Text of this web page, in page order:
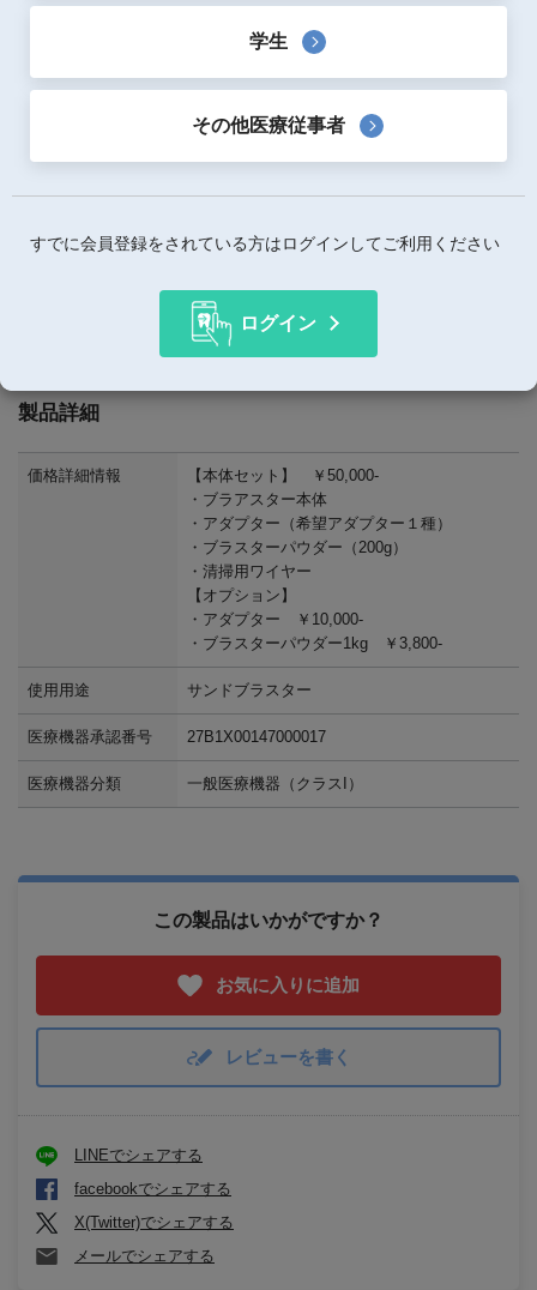
対応メーカー／OSADA・MORITA・NSK・YOSHIDA・
ク）の内面処理や補綴物のサンドブラスト処理がチェアサ
タービンチューブへの装着がワンタッチで行えます。
逆止弁内蔵の為、ブラスターパウダーがユニット側へ逆流
透明なガラス容器を採用。
ブラスターパウダーの残量の確認ができます。
製品詳細
価格詳細情報
【本体セット】 ￥50,000-
・ブラアスター本体
・アダプター（希望アダプター１種）
・ブラスターパウダー（200g）
・清掃用ワイヤー
【オプション】
・アダプター ￥10,000-
・ブラスターパウダー1kg ￥3,800-
使用用途 サンドブラスター
医療機器承認番号 27B1X00147000017
医療機器分類 一般医療機器（クラスI）
この製品はいかがですか？
お気に入りに追加
レビューを書く
LINEでシェアする
facebookでシェアする
X(Twitter)でシェアする
メールでシェアする
学生
その他医療従事者
すでに会員登録をされている方はログインしてご利用ください
ログイン